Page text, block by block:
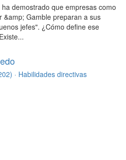
demostrado que empresas como
&amp; Gamble preparan a sus
jefes". ¿Cómo define ese
· Habilidades directivas